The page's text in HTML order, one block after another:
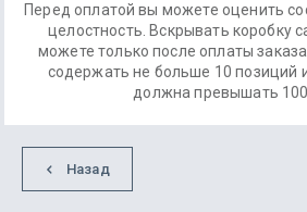
Перед оплатой вы можете оценить
целостность. Вскрывать коробку
можете только после оплаты
содержать не больше 10 позиций
должна превышать 100
Назад